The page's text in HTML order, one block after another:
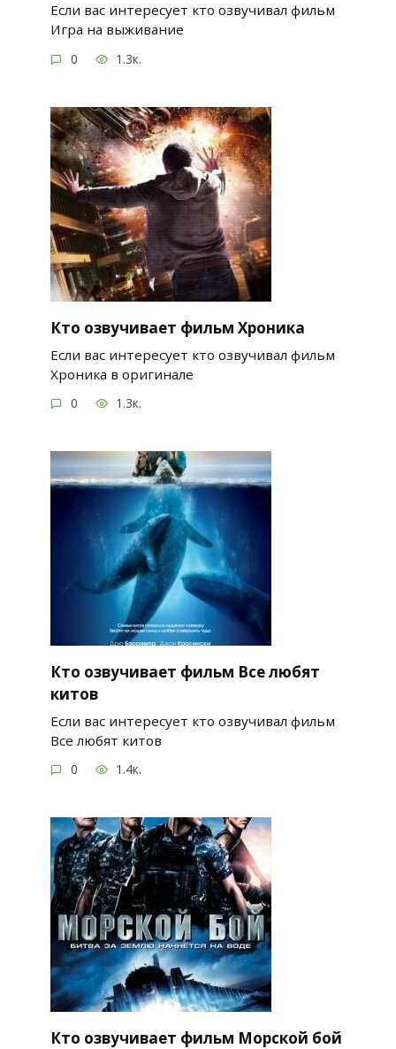
Если вас интересует кто озвучивал фильм
Игра на выживание
0 1.3к.
Кто озвучивает фильм Хроника
Если вас интересует кто озвучивал фильм
Хроника в оригинале
0 1.3к.
Кто озвучивает фильм Все любят
китов
Если вас интересует кто озвучивал фильм
Все любят китов
0 1.4к.
Кто озвучивает фильм Морской бой